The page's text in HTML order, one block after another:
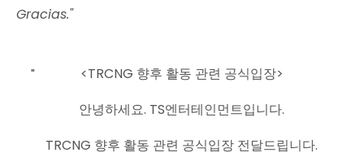
Gracias."
<TRCNG 향후 활동 관련 공식입장>
안녕하세요. TS엔터테인먼트입니다.
TRCNG 향후 활동 관련 공식입장 전달드립니다.